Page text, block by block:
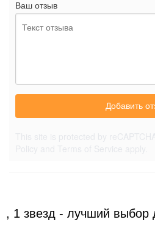
Ваш отзыв
Добавить
, 1 звезд - лучший выбор